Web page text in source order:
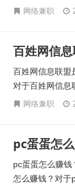
网络兼职
百姓网信
百姓网信息联盟
对于百姓网信息
网络兼职
pc蛋蛋怎
pc蛋蛋怎么赚
怎么赚钱？对于